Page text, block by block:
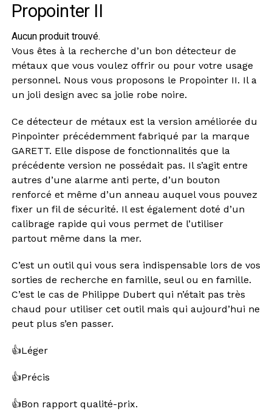
Propointer II
Aucun produit trouvé.
Vous êtes à la recherche d’un bon détecteur de
métaux que vous voulez offrir ou pour votre usage
personnel. Nous vous proposons le Propointer II. Il a
un joli design avec sa jolie robe noire.
Ce détecteur de métaux est la version améliorée du
Pinpointer précédemment fabriqué par la marque
GARETT. Elle dispose de fonctionnalités que la
précédente version ne possédait pas. Il s’agit entre
autres d’une alarme anti perte, d’un bouton
renforcé et même d’un anneau auquel vous pouvez
fixer un fil de sécurité. Il est également doté d’un
calibrage rapide qui vous permet de l’utiliser
partout même dans la mer.
C’est un outil qui vous sera indispensable lors de vos
sorties de recherche en famille, seul ou en famille.
C’est le cas de Philippe Dubert qui n’était pas très
chaud pour utiliser cet outil mais qui aujourd’hui ne
peut plus s’en passer.
👍Léger
👍Précis
👍Bon rapport qualité-prix.